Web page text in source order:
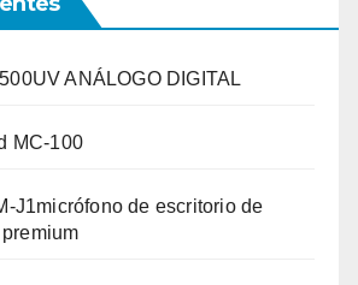
ANÁLOGO DIGITAL
MC-100
J1micrófono de escritorio de